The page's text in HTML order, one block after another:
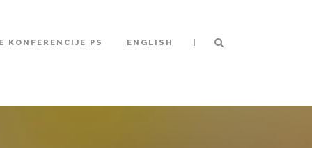
KONFERENCIJE PS ENGLISH |